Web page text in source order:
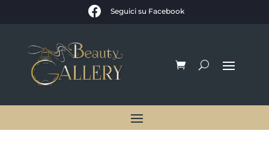
 Seguici su Facebook